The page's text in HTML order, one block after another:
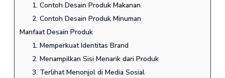
1. Contoh Desain Produk Makanan
2. Contoh Desain Produk Minuman
Manfaat Desain Produk
1. Memperkuat Identitas Brand
2. Menampilkan Sisi Menarik dari Produk
3. Terlihat Menonjol di Media Sosial